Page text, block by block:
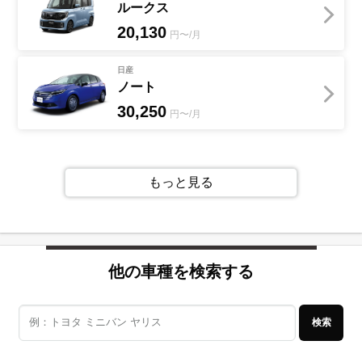
ルークス
20,130 円〜/月
日産
ノート
30,250 円〜/月
もっと見る
他の車種を検索する
検索